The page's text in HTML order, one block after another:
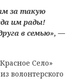
за такую
им рады!
в семью», —
Село»
волонтерского